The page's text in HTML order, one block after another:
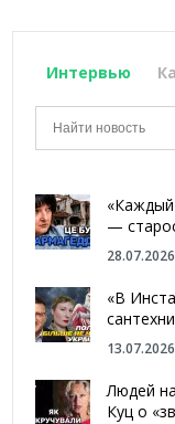
Интервью
—
28.07.2026
«В
13.07.2026
Людей
Куц о